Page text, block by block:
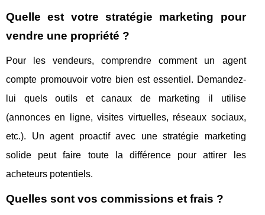
Quelle est votre stratégie marketing pour
vendre une propriété ?
Pour les vendeurs, comprendre comment un agent
compte promouvoir votre bien est essentiel. Demandez-
lui quels outils et canaux de marketing il utilise
(annonces en ligne, visites virtuelles, réseaux sociaux,
etc.). Un agent proactif avec une stratégie marketing
solide peut faire toute la différence pour attirer les
acheteurs potentiels.
Quelles sont vos commissions et frais ?